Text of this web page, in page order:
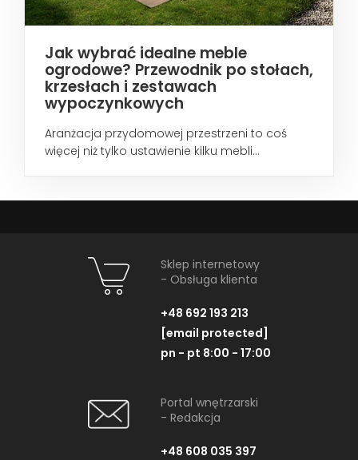
Jak wybrać idealne meble
ogrodowe? Przewodnik po stołach,
krzesłach i zestawach
wypoczynkowych
Aranżacja przydomowej przestrzeni to coś
więcej niż tylko ustawienie kilku mebli...
Sklep internetowy
- Obsługa klienta
+48 692 193 213
[email protected]
pn - pt 8:00 - 17:00
Portal wnętrzarski
- Redakcja
+48 608 035 397